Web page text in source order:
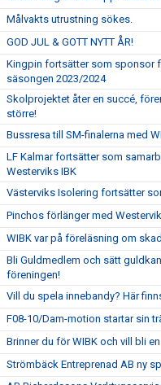
Målvakts utrustning sökes.
GOD JUL & GOTT NYTT ÅR!
Kingpin fortsätter som sponsor
säsongen 2023/2024
Skolprojektet åter en succé,
större!
Bussresa till SM-finalerna med
LF Kalmar fortsätter som
Westerviks IBK
Västerviks Isolering fortsätter
Pinchos förlänger med
WIBK var på föreläsning om
Bli Guldmedlem och sätt
föreningen!
Vill du spela innebandy? Här
F08-10/Dam-motion startar sin
Brinner du för WIBK och vill bli
Strömbäck Entreprenad AB ny